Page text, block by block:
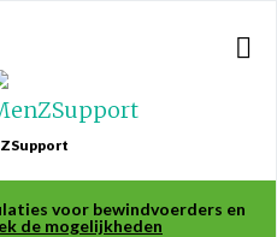
voor bewindvoerders en
de mogelijkheden